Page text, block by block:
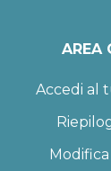
AREA
Accedi al